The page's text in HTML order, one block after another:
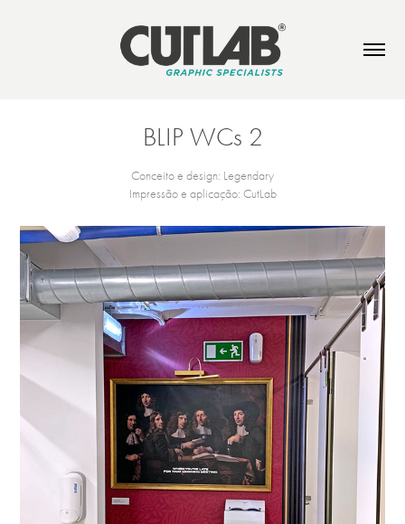
BLIP WCs 2
Conceito e design: Legendary
Impressão e aplicação: CutLab